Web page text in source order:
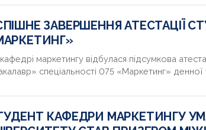
ЗАВЕРШЕННЯ АТЕСТАЦІЇ
маркетингу відбулася підсумкова
спеціальності 075 «Маркетинг»
КАФЕДРИ МАРКЕТИНГУ